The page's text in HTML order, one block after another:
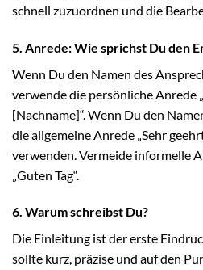
schnell zuzuordnen und die
5. Anrede: Wie sprichst Du den
Wenn Du den Namen des
verwende die persönliche Anrede
[Nachname]“. Wenn Du den
die allgemeine Anrede „Sehr
verwenden. Vermeide informelle
„Guten Tag“.
6. Warum schreibst Du?
Die Einleitung ist der erste
sollte kurz, präzise und auf den